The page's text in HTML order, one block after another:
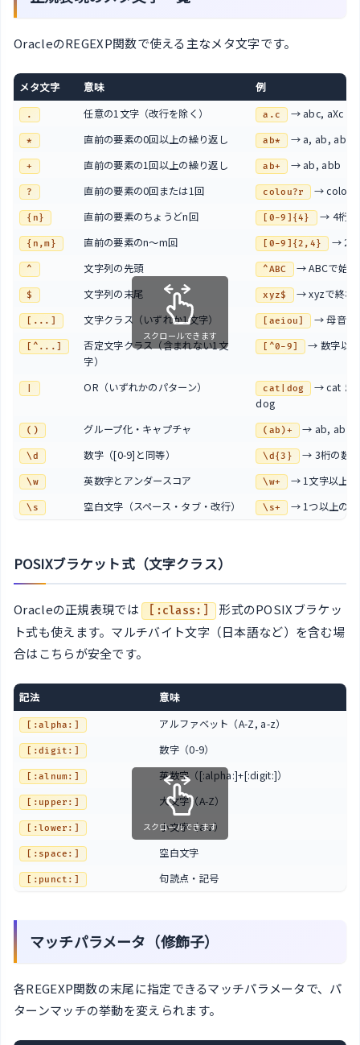
OracleのREGEXP関数で使える主なメタ文字です。
メタ文字 意味 例
. 任意の1文字（改行を除く） a.c → abc, aXc
* 直前の要素の0回以上の繰り返し ab* → a, ab, abb
+ 直前の要素の1回以上の繰り返し ab+ → ab, abb
? 直前の要素の0回または1回 colou?r → color,
{n} 直前の要素のちょうどn回 [0-9]{4} → 4桁の
{n,m} 直前の要素のn〜m回 [0-9]{2,4} → 2
^ 文字列の先頭 ^ABC → ABCで始ま
$ 文字列の末尾 xyz$ → xyzで終わ
[...] 文字クラス（いずれか1文字） [aeiou] → 母音1
[^...]
否定文字クラス（含まれない1文
字）
[^0-9] → 数字以外
OR（いずれかのパターン） cat|dog
→ cat ま
dog
() グループ化・キャプチャ (ab)+ → ab, abab
\d 数字（[0-9]と同等） \d{3} → 3桁の数字
\w 英数字とアンダースコア \w+ → 1文字以上の
\s 空白文字（スペース・タブ・改行） \s+ → 1つ以上の
スクロールできます
POSIXブラケット式（文字クラス）
Oracleの正規表現では [:class:]
形式のPOSIXブラケッ
ト式も使えます。マルチバイト文字（日本語など）を含む場
合はこちらが安全です。
記法 意味
[:alpha:] アルファベット（A-Z, a-z）
[:digit:] 数字（0-9）
[:alnum:] 英数字（[:alpha:]+[:digit:]）
[:upper:] 大文字（A-Z）
[:lower:] 小文字（a-z）
[:space:] 空白文字
[:punct:] 句読点・記号
スクロールできます
マッチパラメータ（修飾子）
各REGEXP関数の末尾に指定できるマッチパラメータで、パ
ターンマッチの挙動を変えられます。